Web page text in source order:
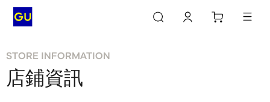
STORE INFORMATION
店鋪資訊